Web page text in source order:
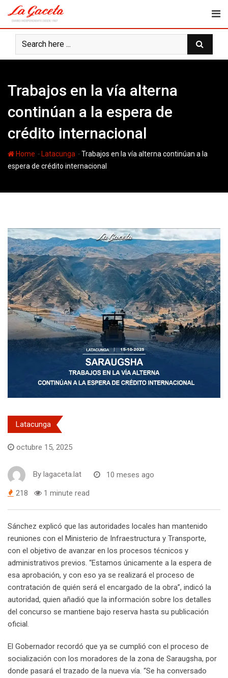
content
Trabajos en la vía alterna
continúan a la espera de
crédito internacional
Home - Latacunga -Trabajos en la vía alterna continúan a la
espera de crédito internacional
Latacunga
octubre 15, 2025
By lagaceta.lat 10 meses ago
218 1 minute read
Sánchez explicó que las autoridades locales han mantenido
reuniones con el Ministerio de Infraestructura y Transporte,
con el objetivo de avanzar en los procesos técnicos y
administrativos previos. “Estamos únicamente a la espera de
esa aprobación, y con eso ya se realizará el proceso de
contratación de quién será el encargado de la obra”, indicó la
autoridad, quien añadió que la información sobre los detalles
del concurso se mantiene bajo reserva hasta su publicación
oficial.
El Gobernador recordó que ya se cumplió con el proceso de
socialización con los moradores de la zona de Saraugsha, por
donde pasará el trazado de la nueva vía. “Se ha conversado